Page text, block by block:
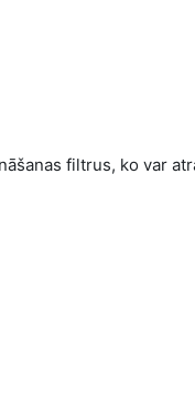
filtrus, ko var